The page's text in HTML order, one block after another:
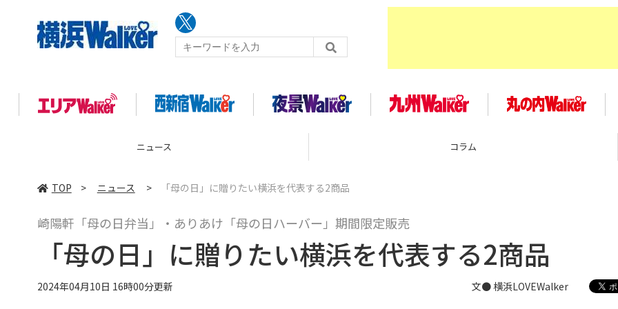
TOP > ニュース > 「母の日」に贈りたい横浜を代表する2商品
崎陽軒「母の日弁当」・ありあけ「母の日ハーバー」期間限定販売
「母の日」に贈りたい横浜を代表する2商品
2024年04月10日 16時00分更新 文● 横浜LOVEWalker